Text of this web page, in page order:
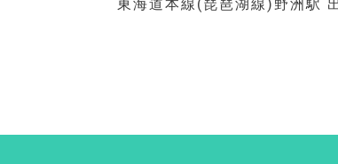
東海道本線(琵琶湖線)野洲駅